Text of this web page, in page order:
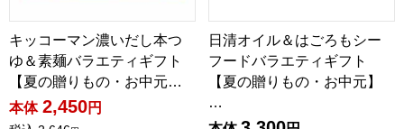
キッコーマン濃いだし本つ
ゆ＆素麺バラエティギフト
【夏の贈りもの・お中元…
本体 2,450円
日清オイル＆はごろもシー
フードバラエティギフト
【夏の贈りもの・お中元】
…